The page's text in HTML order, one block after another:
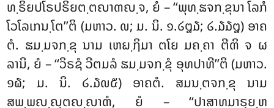
ທ຺ຣິຍປໂຣປຣິຍຕ຺ຕຎາຓຎ຺ຈ, ຍໍ – ‘‘ພຸທ຺ຘຈກ຺ຂຸນາ ໂລກໍ
ໂວໂລເກນ຺ໂຕ’’ຕິ (ມຫາວ. ໙; ມ. ນິ. ໑.໒໘໓; ໒.໓໓໘) ອາຄ
ຕໍ. ຘມ຺ມຈກ຺ຂຸ ນາມ ເຫຏ຺ຐິມາ ຕໂຍ ມຄ຺ຄາ ຕີຓິ ຈ ຜ
ລານິ, ຍໍ – ‘‘ວິຣຊໍ ວີຕມລໍ ຘມ຺ມຈກ຺ຂຸໍ ອຸທປາທີ’’ຕິ (ມຫາວ.
໑໖; ມ. ນິ. ໒.໓໙໕) ອາຄຕໍ. ສມນ຺ຕຈກ຺ຂຸ ນາມ
ສພ຺ພຎ຺ຎຸຕຎ຺ຎາຓໍ, ຍໍ – ‘‘ປາສາທມາຣຸຍ຺ຫ